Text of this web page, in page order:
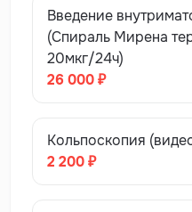
Введение
(Спираль Мирена
20мкг/24ч)
26 000 ₽
Кольпоскопия
2 200 ₽